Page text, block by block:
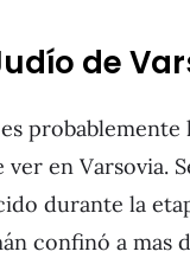
de
probablemente
en Varsovia.
durante la
confinó a mas